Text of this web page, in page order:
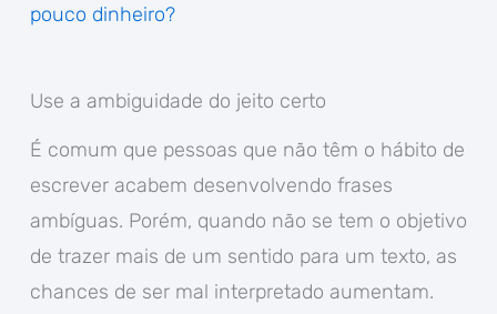
pouco dinheiro?
Use a ambiguidade do jeito certo
É comum que pessoas que não têm o hábito de
escrever acabem desenvolvendo frases
ambíguas. Porém, quando não se tem o objetivo
de trazer mais de um sentido para um texto, as
chances de ser mal interpretado aumentam.